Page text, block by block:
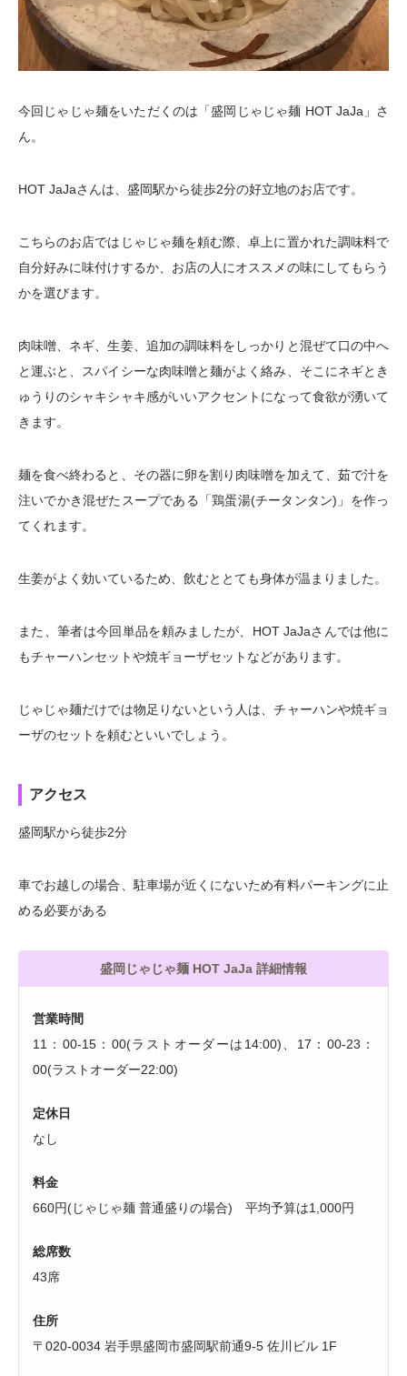
今回じゃじゃ麺をいただくのは「盛岡じゃじゃ麺 HOT JaJa」さ
ん。
HOT JaJaさんは、盛岡駅から徒歩2分の好立地のお店です。
こちらのお店ではじゃじゃ麺を頼む際、卓上に置かれた調味料で
自分好みに味付けするか、お店の人にオススメの味にしてもらう
かを選びます。
肉味噌、ネギ、生姜、追加の調味料をしっかりと混ぜて口の中へ
と運ぶと、スパイシーな肉味噌と麺がよく絡み、そこにネギとき
ゅうりのシャキシャキ感がいいアクセントになって食欲が湧いて
きます。
麺を食べ終わると、その器に卵を割り肉味噌を加えて、茹で汁を
注いでかき混ぜたスープである「鶏蛋湯(チータンタン)」を作っ
てくれます。
生姜がよく効いているため、飲むととても身体が温まりました。
また、筆者は今回単品を頼みましたが、HOT JaJaさんでは他に
もチャーハンセットや焼ギョーザセットなどがあります。
じゃじゃ麺だけでは物足りないという人は、チャーハンや焼ギョ
ーザのセットを頼むといいでしょう。
アクセス
盛岡駅から徒歩2分
車でお越しの場合、駐車場が近くにないため有料パーキングに止
める必要がある
盛岡じゃじゃ麺 HOT JaJa 詳細情報
営業時間
11：00-15：00(ラストオーダーは14:00)、17：00-23：
00(ラストオーダー22:00)
定休日
なし
料金
660円(じゃじゃ麺 普通盛りの場合) 平均予算は1,000円
総席数
43席
住所
〒020-0034 岩手県盛岡市盛岡駅前通9-5 佐川ビル 1F